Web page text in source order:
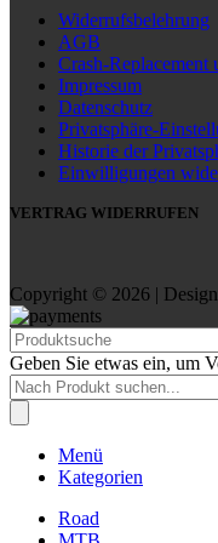
Widerrufsbelehrung
AGB
Crash-Replacement
Impressum
Datenschutz
Privatsphäre-
Historie der
Einwilligungen
VERTRAG WIDERRUFEN
Copyright © 2026 |
Geben Sie etwas ein, um
Products
search
Menü
Kategorien
Road